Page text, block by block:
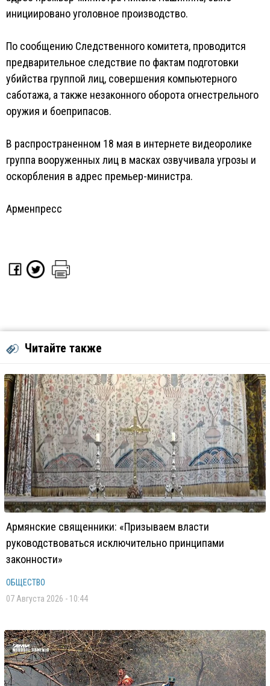
инициировано уголовное производство.
По сообщению Следственного комитета, проводится
предварительное следствие по фактам подготовки
убийства группой лиц, совершения компьютерного
саботажа, а также незаконного оборота огнестрельного
оружия и боеприпасов.
В распространенном 18 мая в интернете видеоролике
группа вооруженных лиц в масках озвучивала угрозы и
оскорбления в адрес премьер-министра.
Арменпресс
Читайте также
Армянские священники: «Призываем власти
руководствоваться исключительно принципами
законности»
ОБЩЕСТВО
07 Августа 2026 - 10:44